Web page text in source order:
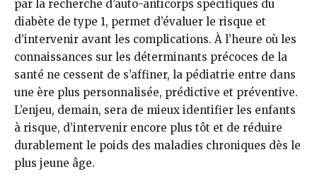
par la recherche d’auto-anticorps spécifiques du
diabète de type 1, permet d’évaluer le risque et
d’intervenir avant les complications. À l’heure où les
connaissances sur les déterminants précoces de la
santé ne cessent de s’affiner, la pédiatrie entre dans
une ère plus personnalisée, prédictive et préventive.
L’enjeu, demain, sera de mieux identifier les enfants
à risque, d’intervenir encore plus tôt et de réduire
durablement le poids des maladies chroniques dès le
plus jeune âge.